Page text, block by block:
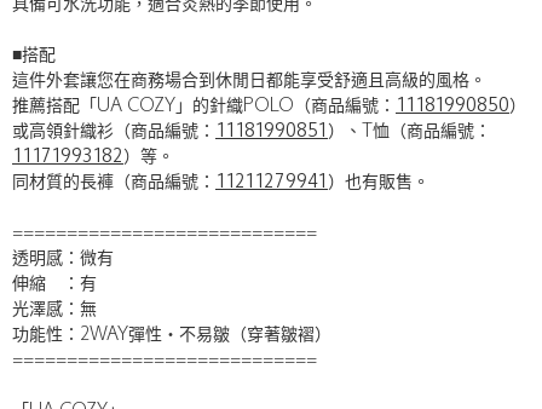
具備可水洗功能，適合炎熱的季節使用。
■搭配
這件外套讓您在商務場合到休閒日都能享受舒適且高級的風格。
推薦搭配「UA COZY」的針織POLO（商品編號：
11181990850）
或高領針織衫（商品編號：
11181990851 ）、T恤（商品編號：
11171993182 ）等。
同材質的長褲（商品編號：
11211279941 ）也有販售。
============================
透明感：微有
伸縮 ：有
光澤感：無
功能性：2WAY彈性・不易皺（穿著皺褶）
============================